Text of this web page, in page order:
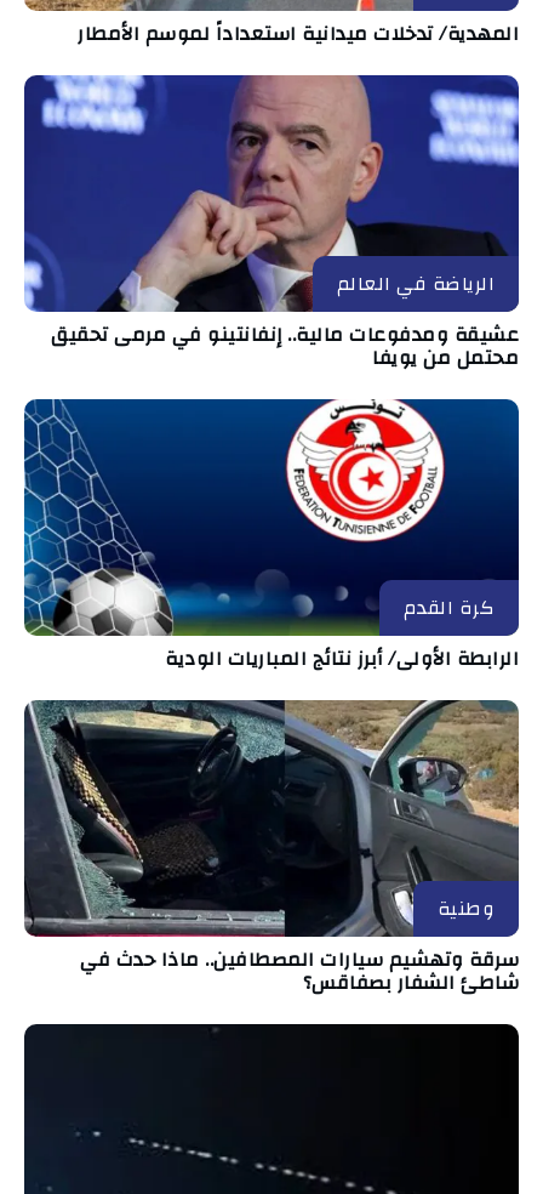
المهدية/ تدخلات ميدانية استعداداً لموسم الأمطار
الرياضة في العالم
عشيقة ومدفوعات مالية.. إنفانتينو في مرمى تحقيق
محتمل من يويفا
كرة القدم
الرابطة الأولى/ أبرز نتائج المباريات الودية
وطنية
سرقة وتهشيم سيارات المصطافين.. ماذا حدث في
شاطئ الشفار بصفاقس؟